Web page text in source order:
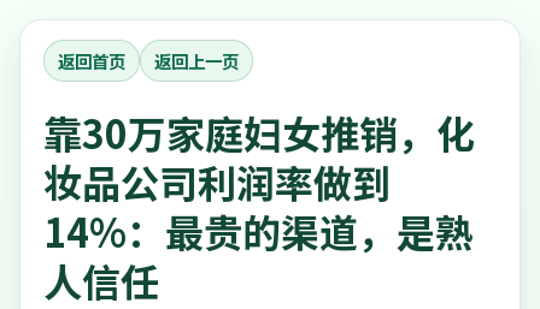
返回首页 返回上一页
靠30万家庭妇女推销，化
妆品公司利润率做到
14%：最贵的渠道，是熟
人信任